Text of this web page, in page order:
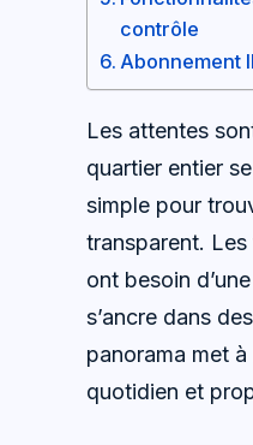
contrôle
Abonnement
Les attentes
quartier entier
simple pour
transparent.
ont besoin
s’ancre dans
panorama met à
quotidien et